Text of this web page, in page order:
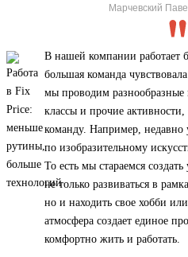
Марчевский
В нашей компании работает
большая команда
мы проводим
классы и прочие
команду. Например, недавно
по изобразительному
То есть мы стараемся
не только развиваться в
но и находить свое хобби
атмосфера создает единое
комфортно жить и работать.